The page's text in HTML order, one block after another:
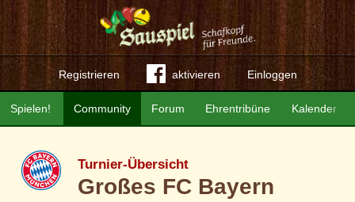
Registrieren aktivieren Einloggen
Community Forum Ehrentribüne Kalender
Spielen!
Turnier-Übersicht
Großes FC Bayern